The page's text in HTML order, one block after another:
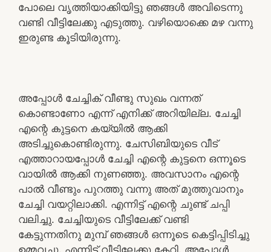
പോലെ വൃത്തിയാക്കിയിട്ടു ഞങ്ങൾ അവിടെന്നു
വണ്ടി വീട്ടിലേക്കു എടുത്തു. വഴിയൊക്കെ മഴ വന്നു
ഇരുണ്ട കൂടിയിരുന്നു.
അപ്പോൾ ചേച്ചിക് വീണ്ടു സുഖം വന്നത്
കൊണ്ടാണോ എന്ന് എനിക്ക് അറിയില്ല. ചേച്ചി
എന്റെ കുട്ടനെ കയ്യിൽ ആക്കി
അടിച്ചുകൊണ്ടിരുന്നു. ചേസിബിയുടെ വീട്
എത്താറായപ്പോൾ ചേച്ചി എന്റെ കുട്ടനെ ഒന്നൂടെ
വായിൽ ആക്കി നുണഞ്ഞു. അവസാനം എന്റെ
പാൽ വീണ്ടും പുറത്തു വന്നു അത് മുത്തുവാനും
ചേച്ചി വയറ്റിലാക്കി. എന്നിട്ട് എന്റെ ചുണ്ട് ചപ്പി
വലിച്ചു. ചേച്ചിയുടെ വീട്ടിലേക്ക് വണ്ടി
കേട്ടുന്നതിനു മുമ്പ് ഞങ്ങൾ ഒന്നൂടെ കെട്ടിപ്പിടിച്ചു
ഉമ്മവച്ചു. എന്നിട്ട് വീട്ടിലേക്കു കേറി. അപ്പോൾ